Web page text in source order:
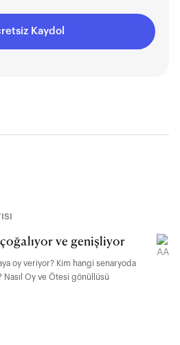
Kaydol
ve genişliyor
oy veriyor? Kim hangi senaryoda
Nasıl Oy ve Ötesi gönüllüsü